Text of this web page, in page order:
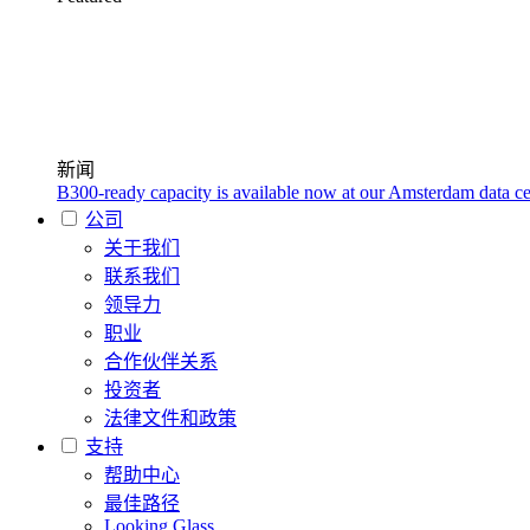
新闻
B300-ready capacity is available now at our Amsterdam data
公司
关于我们
联系我们
领导力
职业
合作伙伴关系
投资者
法律文件和政策
支持
帮助中心
最佳路径
Looking Glass